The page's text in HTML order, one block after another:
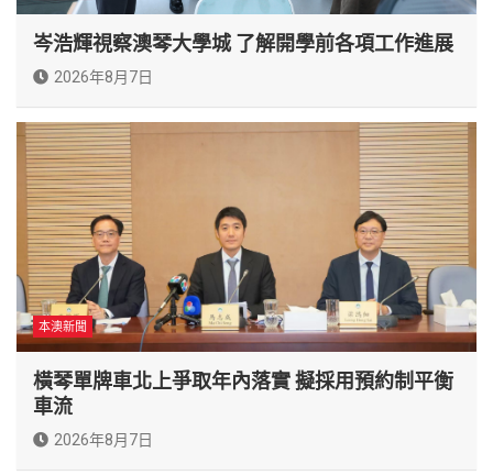
岑浩輝視察澳琴大學城 了解開學前各項工作進展
2026年8月7日
本澳新聞
橫琴單牌車北上爭取年內落實 擬採用預約制平衡
車流
2026年8月7日